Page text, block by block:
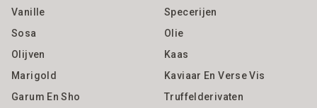
Vanille
Specerijen
Sosa
Olie
Olijven
Kaas
Marigold
Kaviaar En Verse Vis
Garum En Sho
Truffelderivaten